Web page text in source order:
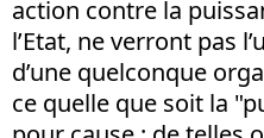
action contre la
l’Etat, ne verront pas
d’une quelconque
ce quelle que soit la